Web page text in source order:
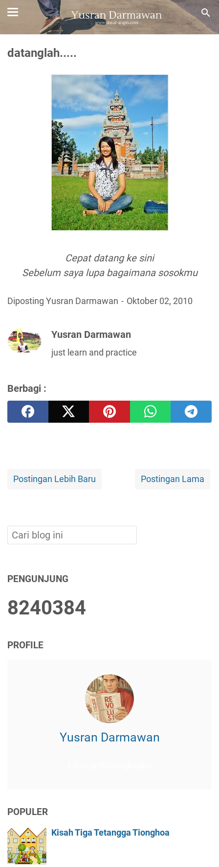
datanglah.....
Cepat datang ke sini
Sebelum saya lupa bagaimana sosokmu
Diposting Yusran Darmawan Oktober 02, 2010
Yusran Darmawan
just learn and practice
Berbagi :
Postingan Lebih Baru Postingan Lama
PENGUNJUNG
8240384
PROFILE
Yusran Darmawan
POPULER
Kisah Tiga Tetangga Tionghoa